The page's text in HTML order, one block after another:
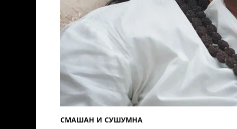
СМАШАН И СУШУМНА